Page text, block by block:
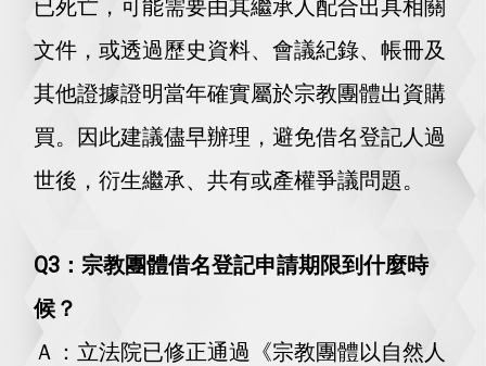
已死亡，可能需要由其繼承人配合出具相關
文件，或透過歷史資料、會議紀錄、帳冊及
其他證據證明當年確實屬於宗教團體出資購
買。因此建議儘早辦理，避免借名登記人過
世後，衍生繼承、共有或產權爭議問題。
Q3：宗教團體借名登記申請期限到什麼時
候？
Ａ：立法院已修正通過《宗教團體以自然人